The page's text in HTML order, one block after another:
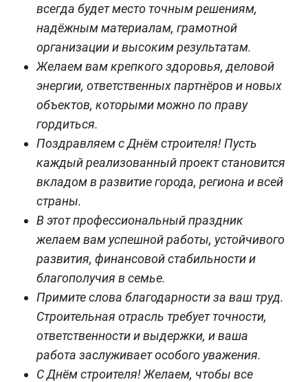
всегда будет место точным решениям,
надёжным материалам, грамотной
организации и высоким результатам.
Желаем вам крепкого здоровья, деловой
энергии, ответственных партнёров и новых
объектов, которыми можно по праву
гордиться.
Поздравляем с Днём строителя! Пусть
каждый реализованный проект становится
вкладом в развитие города, региона и всей
страны.
В этот профессиональный праздник
желаем вам успешной работы, устойчивого
развития, финансовой стабильности и
благополучия в семье.
Примите слова благодарности за ваш труд.
Строительная отрасль требует точности,
ответственности и выдержки, и ваша
работа заслуживает особого уважения.
С Днём строителя! Желаем, чтобы все